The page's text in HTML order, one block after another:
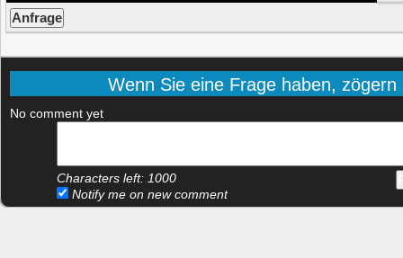
Wenn Sie eine Frage haben,
No comment yet
Characters left: 1000
Notify me on new comment